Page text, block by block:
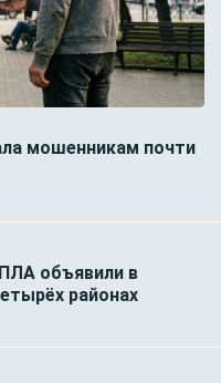
мошенникам почти
объявили в
районах